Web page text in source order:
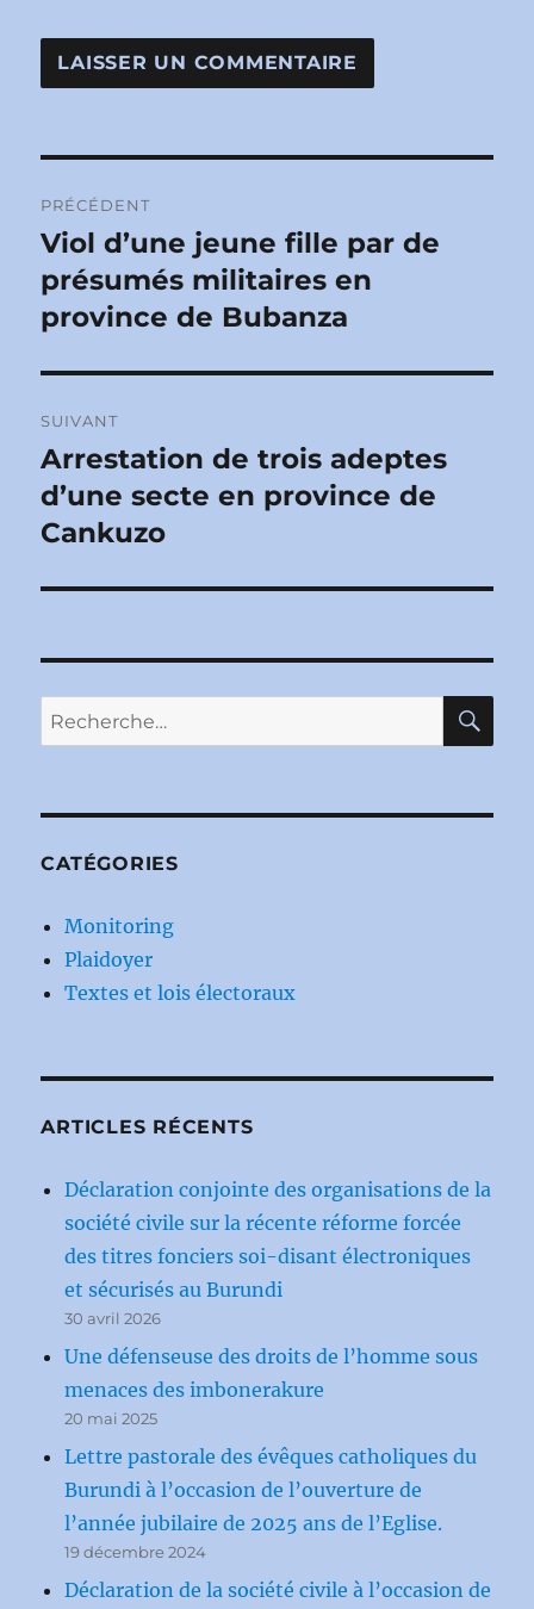
de
l’article
PRÉCÉDENT
Publication
précédente :
Viol d’une jeune fille par de
présumés militaires en
province de Bubanza
SUIVANT
Publication
suivante :
Arrestation de trois adeptes
d’une secte en province de
Cankuzo
Recherche
pour :
CATÉGORIES
Monitoring
Plaidoyer
Textes et lois électoraux
ARTICLES RÉCENTS
Déclaration conjointe des organisations de la
société civile sur la récente réforme forcée
des titres fonciers soi-disant électroniques
et sécurisés au Burundi
30 avril 2026
Une défenseuse des droits de l’homme sous
menaces des imbonerakure
20 mai 2025
Lettre pastorale des évêques catholiques du
Burundi à l’occasion de l’ouverture de
l’année jubilaire de 2025 ans de l’Eglise.
19 décembre 2024
Déclaration de la société civile à l’occasion de